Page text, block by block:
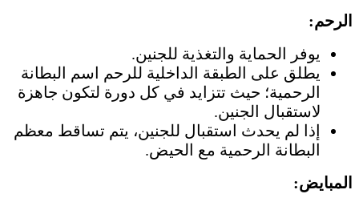
الرحم:
يوفر الحماية والتغذية للجنين.
يطلق على الطبقة الداخلية للرحم اسم البطانة
الرحمية؛ حيث تتزايد في كل دورة لتكون جاهزة
لاستقبال الجنين.
إذا لم يحدث استقبال للجنين، يتم تساقط معظم
البطانة الرحمية مع الحيض.
المبايض: